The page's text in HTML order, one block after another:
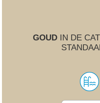
GOUDIN DE